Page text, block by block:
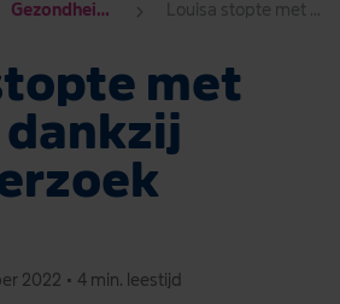
Gezondheid en alcohol Gezond of niet? Louisa stopte met drinken dankzij zelfonderzoek
met
2022 • 4 min. leestijd